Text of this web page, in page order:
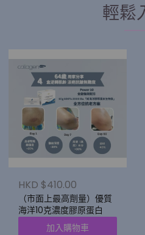
輕鬆
HKD $410.00
（市面上最高劑量）優質
海洋10克濃度膠原蛋白
加入購物車